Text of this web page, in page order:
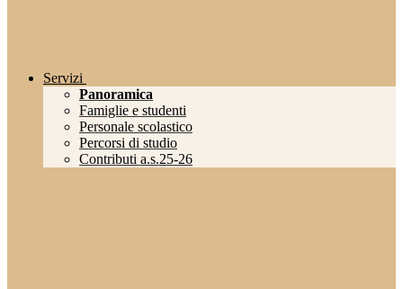
Servizi
Panoramica
Famiglie e studenti
Personale scolastico
Percorsi di studio
Contributi a.s.25-26